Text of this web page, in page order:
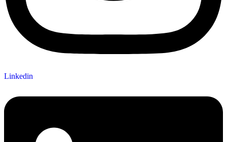
Linkedin